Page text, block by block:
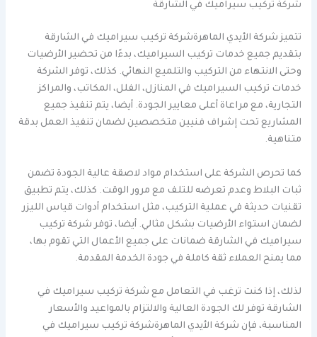
شركة تركيب سيراميك في الشارقة
تتميز شركة الأيدي الماهرةشركة تركيب سيراميك في الشارقة
بتقديم جميع خدمات تركيب السيراميك، بدءًا من تحضير الأرضيات
وحتى الانتهاء من التركيب والتلميع النهائي. كذلك، توفر الشركة
خدمات تركيب السيراميك في المنازل، الفلل، المكاتب، والمراكز
التجارية، مع مراعاة أعلى معايير الجودة. أيضا، يتم تنفيذ جميع
المشاريع تحت إشراف فنيين متخصصين لضمان تنفيذ العمل بدقة
متناهية.
كما تحرص الشركة على استخدام مواد لاصقة عالية الجودة تضمن
ثبات البلاط وعدم تعرضه للتلف مع مرور الوقت. كذلك، يتم تطبيق
تقنيات حديثة في عملية التركيب، مثل استخدام أدوات قياس الليزر
لضمان استواء الأرضيات بشكل مثالي. أيضا، توفر شركة تركيب
سيراميك في الشارقة ضمانات على جميع الأعمال التي تقوم بها،
مما يمنح العملاء ثقة كاملة في جودة الخدمة المقدمة.
لذلك، إذا كنت ترغب في التعامل مع شركة تركيب سيراميك في
الشارقة توفر لك الجودة العالية والالتزام بالمواعيد والأسعار
المناسبة، فإن شركة الأيدي الماهرةشركة تركيب سيراميك في